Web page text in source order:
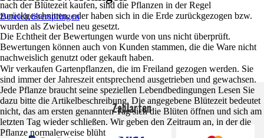
nach der Blütezeit kaufen, sind die Pflanzen in der Regel
zurückgeschnitten, oder haben sich in die Erde zurückgezogen bzw.
wurden als Zwiebel neu gesetzt.
Wir verkaufen Gartenpflanzen, die im Freiland gezogen werden. Sie
sind immer der Jahreszeit entsprechend ausgetrieben und gewachsen.
Jede Pflanze braucht seine speziellen Lebendbedingungen Lesen Sie
dazu bitte die Artikelbeschreibung. Die angegebene Blütezeit bedeutet
nicht, das am ersten genannten Tag sich die Blüten öffnen und sich am
letzten Tag wieder schließen. Wir geben den Zeitraum an, in der die
Pflanze normalerweise blüht
Bereich überspringen
Die Echtheit der Bewertungen wurde von uns nicht überprüft.
Bewertungen können auch von Kunden stammen, die die Ware nicht
nachweislich genutzt oder gekauft haben.
Zahlarten